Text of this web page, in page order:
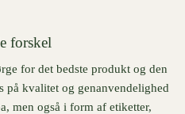
forskel
for det bedste produkt og den
på kvalitet og genanvendelighed
men også i form af etiketter,